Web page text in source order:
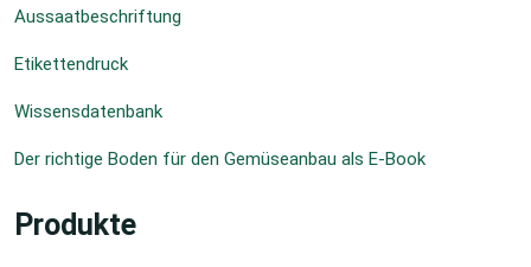
Aussaatbeschriftung
Etikettendruck
Wissensdatenbank
Der richtige Boden für den Gemüseanbau als E-Book
Produkte